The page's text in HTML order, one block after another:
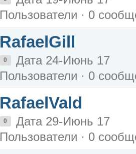
Пользователи · 0
RafaelGill
0
Дата 24-Июнь 17
Пользователи · 0
RafaelVald
0
Дата 29-Июнь 17
Пользователи · 0